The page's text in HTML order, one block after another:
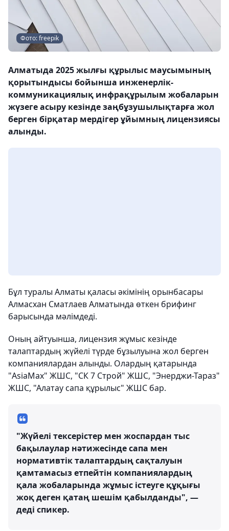
Фото: freepik
Алматыда 2025 жылғы құрылыс маусымының
қорытындысы бойынша инженерлік-
коммуникациялық инфрақұрылым жобаларын
жүзеге асыру кезінде заңбұзушылықтарға жол
берген бірқатар мердігер ұйымның лицензиясы
алынды.
Бұл туралы Алматы қаласы әкімінің орынбасары
Алмасхан Сматлаев Алматында өткен брифинг
барысында мәлімдеді.
Оның айтуынша, лицензия жұмыс кезінде
талаптардың жүйелі түрде бұзылуына жол берген
компаниялардан алынды. Олардың қатарында
"AsiaMax" ЖШС, "СК 7 Строй" ЖШС, "Энерджи-Тараз"
ЖШС, "Алатау сапа құрылыс" ЖШС бар.
"Жүйелі тексерістер мен жоспардан тыс
бақылаулар нәтижесінде сапа мен
нормативтік талаптардың сақталуын
қамтамасыз етпейтін компаниялардың
қала жобаларында жұмыс істеуге құқығы
жоқ деген қатаң шешім қабылданды", —
деді спикер.